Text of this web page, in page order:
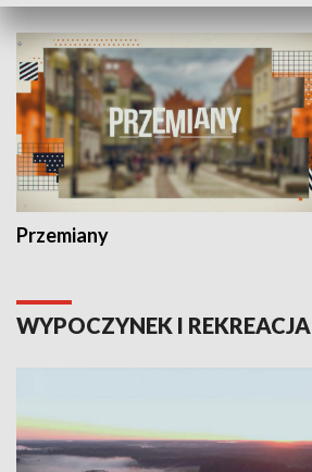
Przemiany
WYPOCZYNEK I REKREACJA